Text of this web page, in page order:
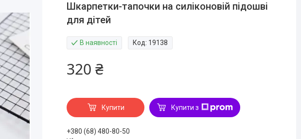
Шкарпетки-тапочки на силіконовій підошві
для дітей
В наявності Код: 19138
320 ₴
Купити Купити з
+380 (68) 480-80-50